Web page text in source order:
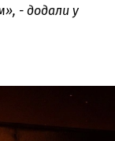
- додали у